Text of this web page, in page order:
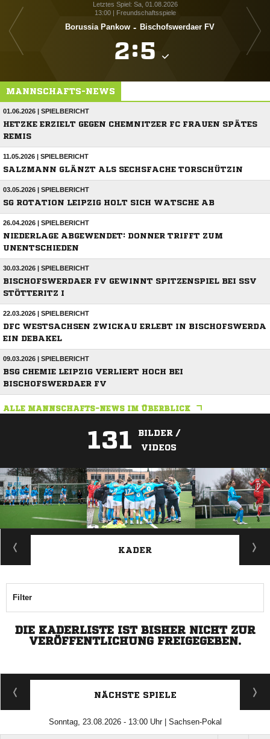
Letztes Spiel: Sa, 01.08.2026
13:00 | Freundschaftsspiele
Borussia Pankow - Bischofswerdaer FV
:
MANNSCHAFTS-NEWS
01.06.2026 | SPIELBERICHT
HETZKE ERZIELT GEGEN CHEMNITZER FC FRAUEN SPÄTES
REMIS
11.05.2026 | SPIELBERICHT
SALZMANN GLÄNZT ALS SECHSFACHE TORSCHÜTZIN
03.05.2026 | SPIELBERICHT
SG ROTATION LEIPZIG HOLT SICH WATSCHE AB
26.04.2026 | SPIELBERICHT
NIEDERLAGE ABGEWENDET: DONNER TRIFFT ZUM
UNENTSCHIEDEN
30.03.2026 | SPIELBERICHT
BISCHOFSWERDAER FV GEWINNT SPITZENSPIEL BEI SSV
STÖTTERITZ I
22.03.2026 | SPIELBERICHT
DFC WESTSACHSEN ZWICKAU ERLEBT IN BISCHOFSWERDA
EIN DEBAKEL
09.03.2026 | SPIELBERICHT
BSG CHEMIE LEIPZIG VERLIERT HOCH BEI
BISCHOFSWERDAER FV
ALLE MANNSCHAFTS-NEWS IM ÜBERBLICK
131
BILDER /
VIDEOS
ANZEIGE
KADER
Filter
DIE KADERLISTE IST BISHER NICHT ZUR
VERÖFFENTLICHUNG FREIGEGEBEN.
NÄCHSTE SPIELE
Sonntag, 23.08.2026 - 13:00 Uhr | Sachsen-Pokal